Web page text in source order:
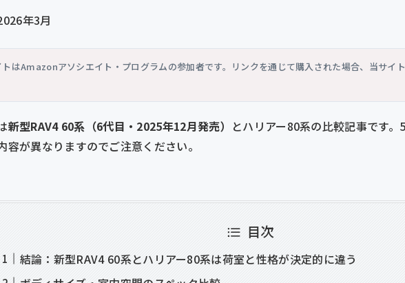
年3月
はAmazonアソシエイト・プログラムの参加者です。リンクを通じて購入された場合、当サイ
新型RAV4 60系（6代目・2025年12月発売） とハリアー80系の比較記事です
容が異なりますのでご注意ください。
目次
結論：新型RAV4 60系とハリアー80系は荷室と性格が決定的に違う